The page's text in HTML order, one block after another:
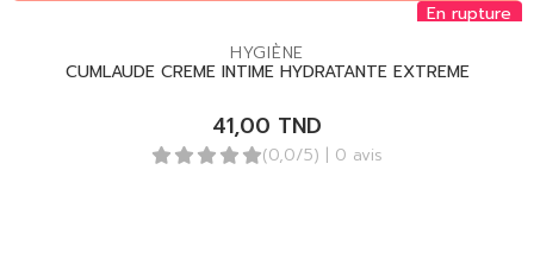
En rupture
HYGIÈNE
CUMLAUDE CREME INTIME HYDRATANTE EXTREME
41,00 TND
(0,0/5) | 0 avis